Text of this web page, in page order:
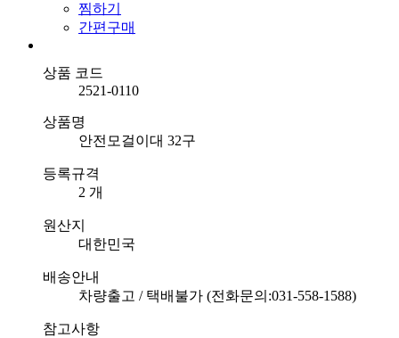
찜하기
간편구매
상품 코드
2521-0110
상품명
안전모걸이대 32구
등록규격
2 개
원산지
대한민국
배송안내
차량출고 / 택배불가 (전화문의:031-558-1588)
참고사항